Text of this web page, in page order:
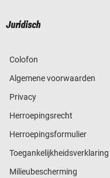
Juridisch
Colofon
Algemene voorwaarden
Privacy
Herroepingsrecht
Herroepingsformulier
Toegankelijkheidsverklaring
Milieubescherming